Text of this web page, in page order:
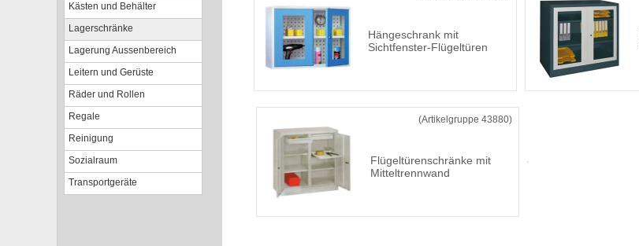
Kästen und Behälter
Lagerschränke
Lagerung Aussenbereich
Leitern und Gerüste
Räder und Rollen
Regale
Reinigung
Sozialraum
Transportgeräte
Hängeschrank mit
Sichtfenster-Flügeltüren
(Artikelgruppe 43880)
Flügeltürenschränke mit
Mitteltrennwand